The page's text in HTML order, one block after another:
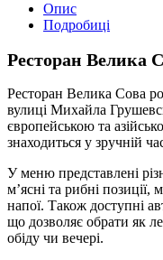
Опис
Подробиці
Ресторан Велика
Ресторан Велика Сова
вулиці Михайла
європейською та
знаходиться у зручній
У меню представлені
м’ясні та рибні позиції,
напої. Також доступні
що дозволяє обрати як
обіду чи вечері.